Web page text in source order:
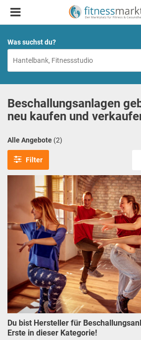
Was suchst du?
Beschallungsanlagen
neu kaufen und
Alle Angebote (2)
Filter
Du bist Hersteller für
Erste in dieser Kategorie!